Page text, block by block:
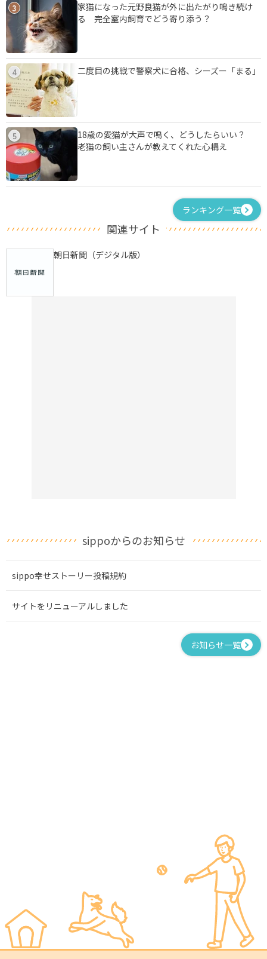
3
家猫になった元野良猫が外に出たがり鳴き続け
る 完全室内飼育でどう寄り添う？
4 二度目の挑戦で警察犬に合格、シーズー「まる」
5
18歳の愛猫が大声で鳴く、どうしたらいい？
老猫の飼い主さんが教えてくれた心構え
ランキング一覧
関連サイト
朝日新聞（デジタル版）
sippoからのお知らせ
sippo幸せストーリー投稿規約
サイトをリニューアルしました
お知らせ一覧